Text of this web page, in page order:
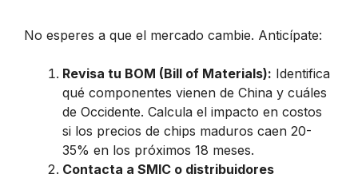
No esperes a que el mercado cambie. Anticípate:
Revisa tu BOM (Bill of Materials): Identifica
qué componentes vienen de China y cuáles
de Occidente. Calcula el impacto en costos
si los precios de chips maduros caen 20-
35% en los próximos 18 meses.
Contacta a SMIC o distribuidores